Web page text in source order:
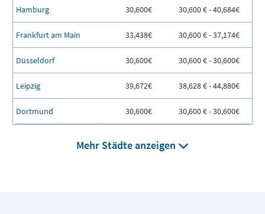
Hamburg 30,600€ 30,600 € - 40,684€
Frankfurt am Main 33,438€ 30,600 € - 37,174€
Düsseldorf 30,600€ 30,600 € - 30,600€
Leipzig 39,672€ 38,628 € - 44,880€
Dortmund 30,600€ 30,600 € - 30,600€
Mehr Städte anzeigen